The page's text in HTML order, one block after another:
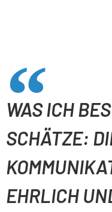
WAS ICH
SCHÄTZE:
EHRLICH